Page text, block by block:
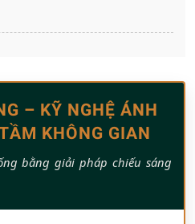
– KỸ NGHỆ ÁNH
KHÔNG GIAN
bằng giải pháp chiếu sáng